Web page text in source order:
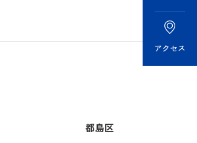
アクセス
都島区